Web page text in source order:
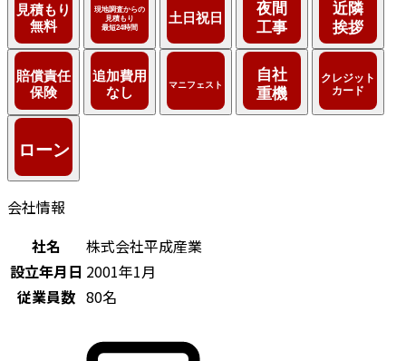
会社情報
社名
株式会社平成産業
設立年月日 2001年1月
従業員数 80名